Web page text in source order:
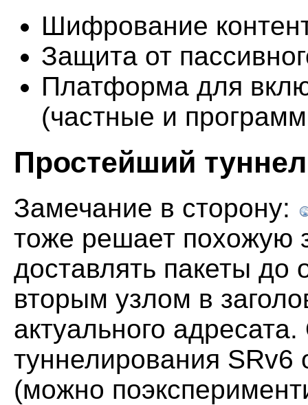
Шифрование
Защита от
Платформа для
(частные и
Простейший
Замечание в сторону:
тоже решает похожую
доставлять пакеты до
вторым узлом в
актуального
туннелирования SRv6
(можно